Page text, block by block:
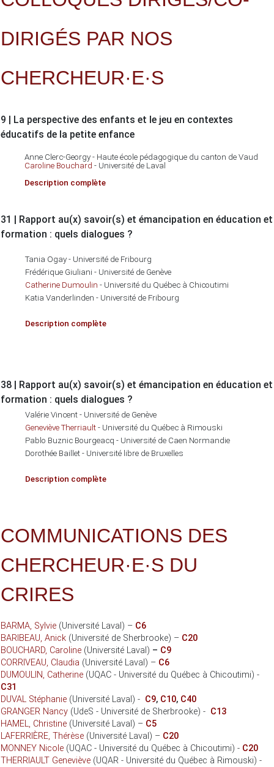
DIRIGÉS PAR NOS
CHERCHEUR·E·S
9 | La perspective des enfants et le jeu en contextes
éducatifs de la petite enfance
Anne Clerc-Georgy - Haute école pédagogique du canton de Vaud
Caroline Bouchard - Université de Laval
Description complète
31 | Rapport au(x) savoir(s) et émancipation en éducation et
formation : quels dialogues ?
Tania Ogay - Université de Fribourg
Frédérique Giuliani - Université de Genève
Catherine Dumoulin - Université du Québec à Chicoutimi
Katia Vanderlinden - Université de Fribourg
Description complète
38 | Rapport au(x) savoir(s) et émancipation en éducation et
formation : quels dialogues ?
Valérie Vincent - Université de Genève
Geneviève Therriault - Université du Québec à Rimouski
Pablo Buznic Bourgeacq - Université de Caen Normandie
Dorothée Baillet - Université libre de Bruxelles
Description complète
COMMUNICATIONS DES
CHERCHEUR·E·S DU
CRIRES
BARMA, Sylvie (Université Laval) – C6
BARIBEAU, Anick (Université de Sherbrooke) – C20
BOUCHARD, Caroline (Université Laval) – C9
CORRIVEAU, Claudia (Université Laval) – C6
DUMOULIN, Catherine (UQAC - Université du Québec à Chicoutimi) -
C31
DUVAL Stéphanie (Université Laval) - C9, C10, C40
GRANGER Nancy (UdeS - Université de Sherbrooke) - C13
HAMEL, Christine (Université Laval) – C5
LAFERRIÈRE, Thérèse (Université Laval) – C20
MONNEY Nicole (UQAC - Université du Québec à Chicoutimi) - C20
THERRIAULT Geneviève (UQAR - Université du Québec à Rimouski) -